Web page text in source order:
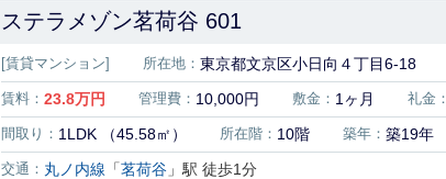
ステラメゾン茗荷谷 601
[賃貸マンション] 所在地： 東京都文京区小日向４丁目6-18
賃料： 23.8万円 管理費： 10,000円 敷金： 1ヶ月 礼金：
間取り： 1LDK （45.58㎡） 所在階： 10階 築年： 築19年
交通： 丸ノ内線 「茗荷谷 」駅 徒歩1分